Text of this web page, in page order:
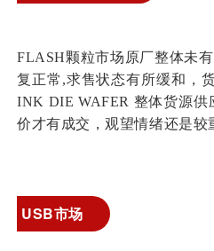
FLASH颗粒市场原厂整体未
复正常,求售状态有所缓和，
INK DIE WAFER 整体货源
价才有成交，观望情绪还是较
USB市场